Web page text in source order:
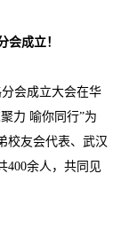
成立！
会成立大会在华
力 喻你同行”为
校友会代表、武汉
400余人，共同见